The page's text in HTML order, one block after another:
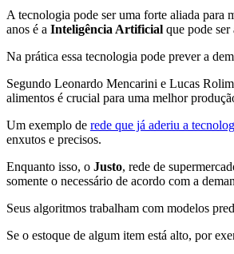
A tecnologia pode ser uma forte aliada para
anos é a Inteligência Artificial que pode ser
Na prática essa tecnologia pode prever a
Segundo Leonardo Mencarini e Lucas
alimentos é crucial para uma melhor
Um exemplo de rede que já aderiu a
enxutos e precisos.
Enquanto isso, o Justo, rede de
somente o necessário de acordo com a
Seus algoritmos trabalham com modelos
Se o estoque de algum item está alto, por